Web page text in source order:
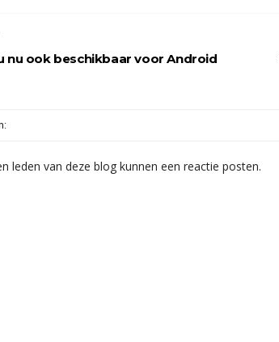
nu ook beschikbaar voor Android
leden van deze blog kunnen een reactie posten.